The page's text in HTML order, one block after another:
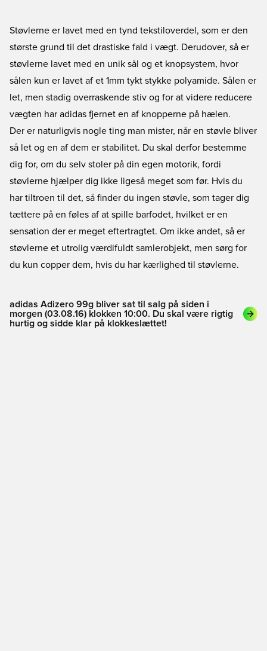
Støvlerne er lavet med en tynd tekstiloverdel, som er den
største grund til det drastiske fald i vægt. Derudover, så er
støvlerne lavet med en unik sål og et knopsystem, hvor
sålen kun er lavet af et 1mm tykt stykke polyamide. Sålen er
let, men stadig overraskende stiv og for at videre reducere
vægten har adidas fjernet en af knopperne på hælen.
Der er naturligvis nogle ting man mister, når en støvle bliver
så let og en af dem er stabilitet. Du skal derfor bestemme
dig for, om du selv stoler på din egen motorik, fordi
støvlerne hjælper dig ikke ligeså meget som før. Hvis du
har tiltroen til det, så finder du ingen støvle, som tager dig
tættere på en føles af at spille barfodet, hvilket er en
sensation der er meget eftertragtet. Om ikke andet, så er
støvlerne et utrolig værdifuldt samlerobjekt, men sørg for
du kun copper dem, hvis du har kærlighed til støvlerne.
adidas Adizero 99g bliver sat til salg på siden i
morgen (03.08.16) klokken 10:00. Du skal være rigtig
hurtig og sidde klar på klokkeslættet!